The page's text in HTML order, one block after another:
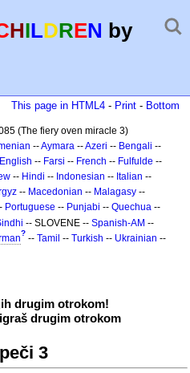
HILDREN by
This page in HTML4 - Print - Bottom
(The fiery oven miracle 3)
--Aymara --Azeri -- Bengali --
English -- Farsi -- French -- Fulfulde --
-- Hindi -- Indonesian -- Italian --
-- Macedonian -- Malagasy --
Portuguese -- Punjabi -- Quechua --
-- SLOVENE -- Spanish-AM --
? -- Tamil -- Turkish -- Ukrainian --
drugim otrokom!
drugim otrokom
3